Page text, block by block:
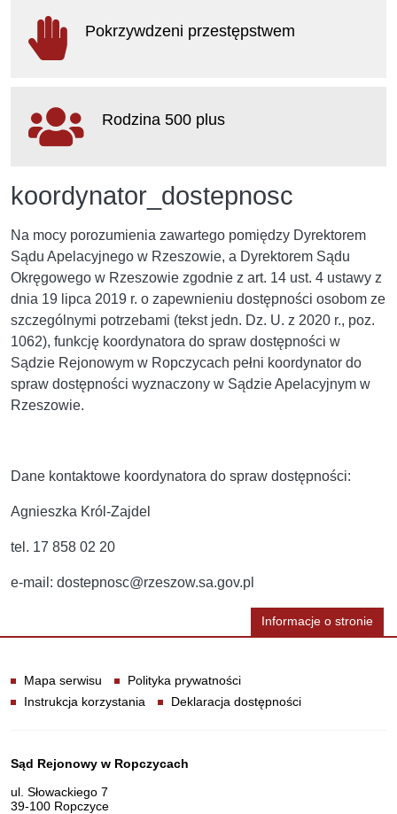
koordynator_dostepnosc
Na mocy porozumienia zawartego pomiędzy Dyrektorem
Sądu Apelacyjnego w Rzeszowie, a Dyrektorem Sądu
Okręgowego w Rzeszowie zgodnie z art. 14 ust. 4 ustawy z
dnia 19 lipca 2019 r. o zapewnieniu dostępności osobom ze
szczególnymi potrzebami (tekst jedn. Dz. U. z 2020 r., poz.
1062), funkcję koordynatora do spraw dostępności w
Sądzie Rejonowym w Ropczycach pełni koordynator do
spraw dostępności wyznaczony w Sądzie Apelacyjnym w
Rzeszowie.
Dane kontaktowe koordynatora do spraw dostępności:
Agnieszka Król-Zajdel
tel. 17 858 02 20
e-mail: dostepnosc@rzeszow.sa.gov.pl
Pokrzywdzeni przestępstwem
Rodzina 500 plus
Informacje o stronie
Mapa serwisu
Polityka prywatności
Instrukcja korzystania
Deklaracja dostępności
Dane teleadresowe
Sąd Rejonowy w Ropczycach
ul. Słowackiego 7
39-100 Ropczyce